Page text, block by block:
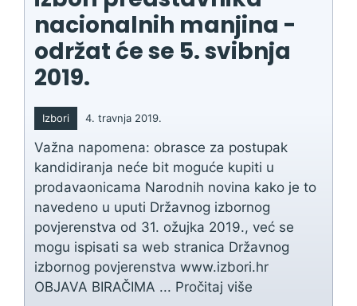
nacionalnih manjina -
održat će se 5. svibnja
2019.
Izbori 4. travnja 2019.
Važna napomena: obrasce za postupak
kandidiranja neće bit moguće kupiti u
prodavaonicama Narodnih novina kako je to
navedeno u uputi Državnog izbornog
povjerenstva od 31. ožujka 2019., već se
mogu ispisati sa web stranica Državnog
izbornog povjerenstva www.izbori.hr
OBJAVA BIRAČIMA ... Pročitaj više